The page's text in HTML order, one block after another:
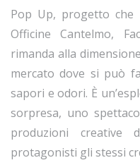
Pop Up, progetto che
Officine Cantelmo,
rimanda alla
mercato dove si può
sapori e odori. È
sorpresa, uno
produzioni
protagonisti gli stessi